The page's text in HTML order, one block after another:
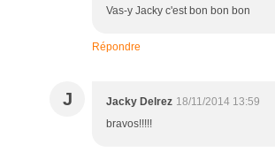
Vas-y Jacky c'est bon bon bon
Répondre
J Jacky Delrez 18/11/2014 13:59
bravos!!!!!